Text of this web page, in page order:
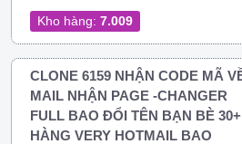
Kho hàng: 7.009
CLONE 6159 NHẬN CODE MÃ
MAIL NHẬN PAGE -CHANGER
FULL BAO ĐỔI TÊN BẠN BÈ 30+
HÀNG VERY HOTMAIL BAO